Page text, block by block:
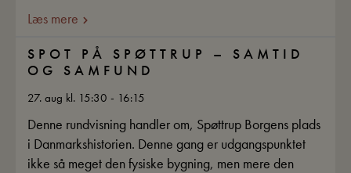
Læs mere
SPOT PÅ SPØTTRUP – SAMTID
OG SAMFUND
27. aug kl. 15:30 - 16:15
Denne rundvisning handler om, Spøttrup Borgens plads
i Danmarkshistorien. Denne gang er udgangspunktet
ikke så meget den fysiske bygning, men mere den